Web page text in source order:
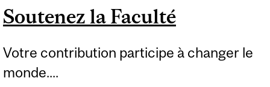
DESAUTELS
Soutenez la Faculté
Votre contribution participe à changer le
monde....